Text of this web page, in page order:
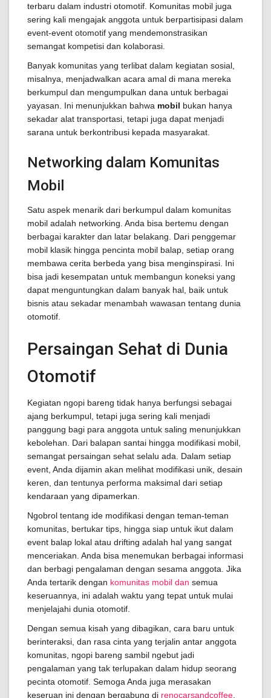
terbaru dalam industri otomotif. Komunitas mobil juga
sering kali mengajak anggota untuk berpartisipasi dalam
event-event otomotif yang mendemonstrasikan
semangat kompetisi dan kolaborasi.
Banyak komunitas yang terlibat dalam kegiatan sosial,
misalnya, menjadwalkan acara amal di mana mereka
berkumpul dan mengumpulkan dana untuk berbagai
yayasan. Ini menunjukkan bahwa mobil bukan hanya
sekadar alat transportasi, tetapi juga dapat menjadi
sarana untuk berkontribusi kepada masyarakat.
Networking dalam Komunitas
Mobil
Satu aspek menarik dari berkumpul dalam komunitas
mobil adalah networking. Anda bisa bertemu dengan
berbagai karakter dan latar belakang. Dari penggemar
mobil klasik hingga pencinta mobil balap, setiap orang
membawa cerita berbeda yang bisa menginspirasi. Ini
bisa jadi kesempatan untuk membangun koneksi yang
dapat menguntungkan dalam banyak hal, baik untuk
bisnis atau sekadar menambah wawasan tentang dunia
otomotif.
Persaingan Sehat di Dunia
Otomotif
Kegiatan ngopi bareng tidak hanya berfungsi sebagai
ajang berkumpul, tetapi juga sering kali menjadi
panggung bagi para anggota untuk saling menunjukkan
kebolehan. Dari balapan santai hingga modifikasi mobil,
semangat persaingan sehat selalu ada. Dalam setiap
event, Anda dijamin akan melihat modifikasi unik, desain
keren, dan tentunya performa maksimal dari setiap
kendaraan yang dipamerkan.
Ngobrol tentang ide modifikasi dengan teman-teman
komunitas, bertukar tips, hingga siap untuk ikut dalam
event balap lokal atau drifting adalah hal yang sangat
menceriakan. Anda bisa menemukan berbagai informasi
dan berbagi pengalaman dengan sesama anggota. Jika
Anda tertarik dengan komunitas mobil dan semua
keseruannya, ini adalah waktu yang tepat untuk mulai
menjelajahi dunia otomotif.
Dengan semua kisah yang dibagikan, cara baru untuk
berinteraksi, dan rasa cinta yang terjalin antar anggota
komunitas, ngopi bareng sambil ngebut jadi
pengalaman yang tak terlupakan dalam hidup seorang
pecinta otomotif. Semoga Anda juga merasakan
keseruan ini dengan bergabung di renocarsandcoffee